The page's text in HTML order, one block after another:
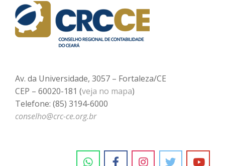
Av. da Universidade, 3057 – Fortaleza/CE
CEP – 60020-181 (veja no mapa)
Telefone: (85) 3194-6000
conselho@crc-ce.org.br